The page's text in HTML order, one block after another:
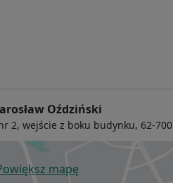
Oździński
2, wejście z boku budynku, 62-700
mapę
otwiera się w nowej karcie